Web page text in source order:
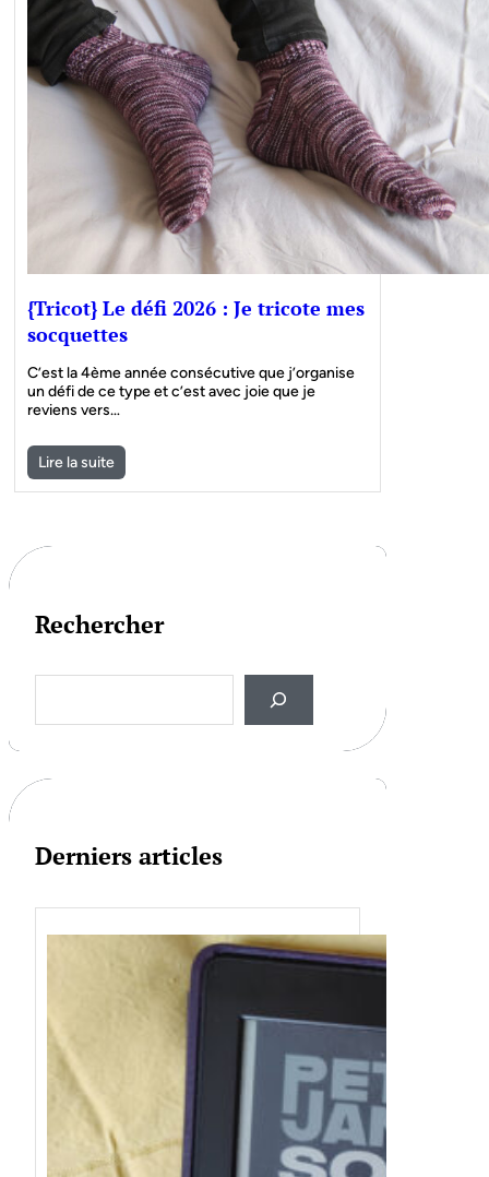
{Tricot} Le défi 2026 : Je tricote mes
socquettes
C’est la 4ème année consécutive que j’organise
un défi de ce type et c’est avec joie que je
reviens vers…
Lire la suite
Rechercher
a
h
Derniers articles